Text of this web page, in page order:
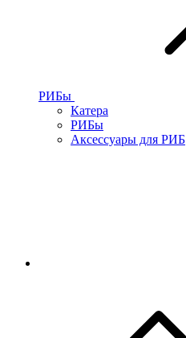
РИБы
Катера
РИБы
Аксессуары для РИБ